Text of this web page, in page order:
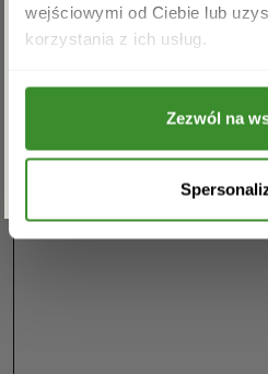
wejściowymi od Ciebie lub
korzystania z ich usług.
Zezwól na
Masz pytania?
dyspozycji.
88-12
Akceptuję regulamin i
przetwarzanie powyższych
ZAPISZ